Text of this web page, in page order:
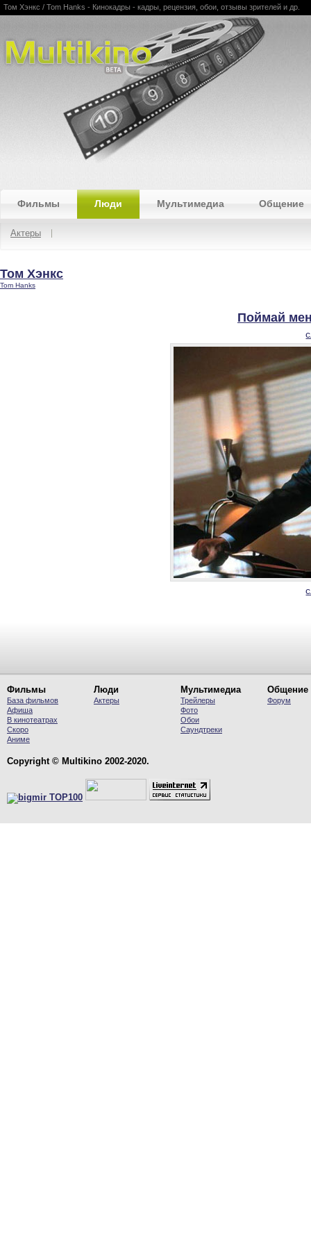
Multikino
Том Хэнкс / Tom Hanks - Кинокадры - кадры, рецензия, обои, отзывы зрителей и др.
Фильмы Люди Мультимедиа Общение
Актеры
Том Хэнкс
Tom Hanks
Поймай
Фильмы
База фильмов
Афиша
В кинотеатрах
Скоро
Аниме
Люди
Актеры
Мультимедиа
Трейлеры
Фото
Обои
Саундтреки
Общение
Форум
Copyright © Multikino 2002-2020.